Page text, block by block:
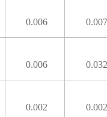
0.006 0.007
0.006 0.032
0.002 0.002